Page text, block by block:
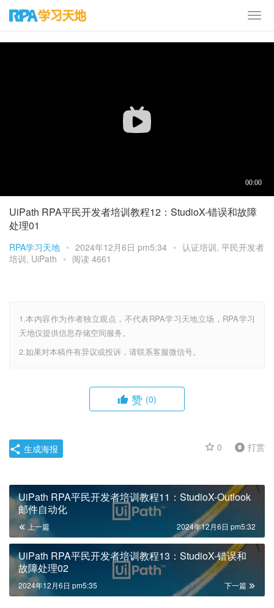
UiPath RPA平民开发者培训教程12：StudioX-错误和故障
处理01
RPA学习天地 • 2024年12月6日 pm5:34 • 认证培训, 平民开发者
培训, UiPath • 阅读 4661
1.本内容作为作者独立观点，不代表RPA学习天地立场，RPA学习
天地仅提供信息存储空间服务。
2.如果对本稿件有异议或投诉，请联系客服微信号。
赞 (0)
0 打赏
生成海报
UiPath RPA平民开发者培训教程11：StudioX-Outlook
邮件自动化
上一篇 2024年12月6日 pm5:32
UiPath RPA平民开发者培训教程13：StudioX-错误和
故障处理02
下一篇
2024年12月6日 pm5:35